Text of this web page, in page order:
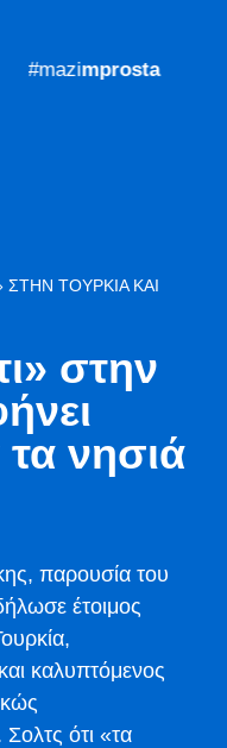
mprosta
ΣΤΗΝ ΤΟΥΡΚΊΑ ΚΑΙ
στην
νησιά
παρουσία του
έτοιμος
καλυπτόμενος
ότι «τα